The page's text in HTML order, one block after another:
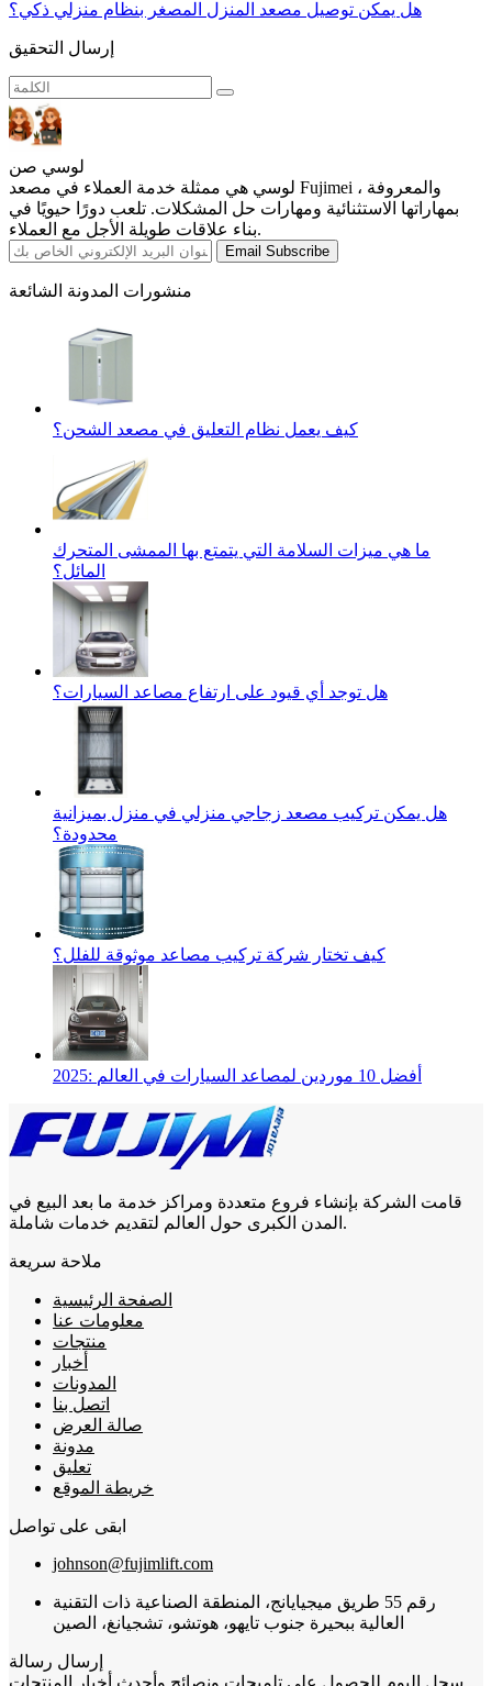
هل يمكن توصيل مصعد المنزل المصغر بنظام منزلي ذكي؟
إرسال التحقيق
لوسي صن
لوسي هي ممثلة خدمة العملاء في مصعد Fujimei ، والمعروفة
بمهاراتها الاستثنائية ومهارات حل المشكلات. تلعب دورًا حيويًا في
بناء علاقات طويلة الأجل مع العملاء.
Email Subscribe
منشورات المدونة الشائعة
كيف يعمل نظام التعليق في مصعد الشحن؟
ما هي ميزات السلامة التي يتمتع بها الممشى المتحرك
المائل؟
هل توجد أي قيود على ارتفاع مصاعد السيارات؟
هل يمكن تركيب مصعد زجاجي منزلي في منزل بميزانية
محدودة؟
كيف تختار شركة تركيب مصاعد موثوقة للفلل؟
2025: أفضل 10 موردين لمصاعد السيارات في العالم
قامت الشركة بإنشاء فروع متعددة ومراكز خدمة ما بعد البيع في
المدن الكبرى حول العالم لتقديم خدمات شاملة.
ملاحة سريعة
الصفحة الرئيسية
معلومات عنا
منتجات
أخبار
المدونات
اتصل بنا
صالة العرض
مدونة
تعليق
خريطة الموقع
ابقى على تواصل
johnson@fujimlift.com
رقم 55 طريق ميجيايانج، المنطقة الصناعية ذات التقنية
العالية ببحيرة جنوب تايهو، هوتشو، تشجيانغ، الصين
إرسال رسالة